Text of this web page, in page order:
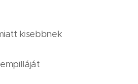
kisebbnek